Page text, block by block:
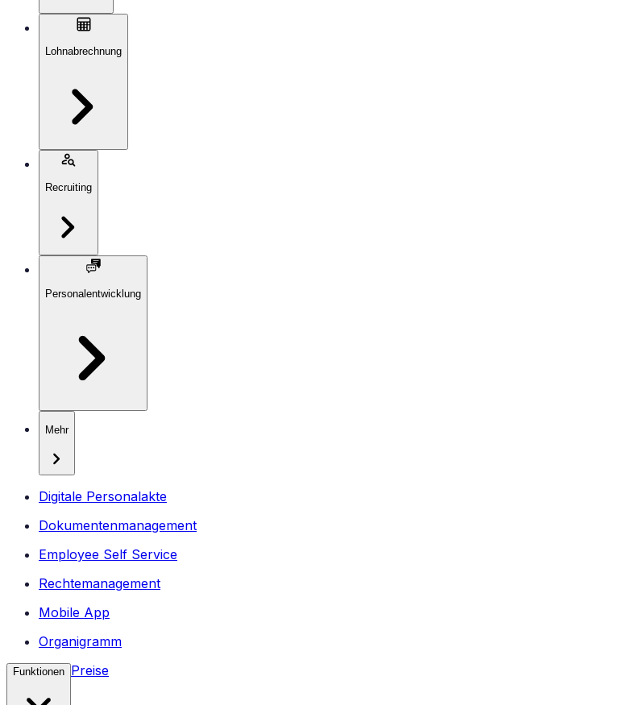
Lohnabrechnung
Recruiting
Personalentwicklung
Mehr
Digitale Personalakte
Dokumentenmanagement
Employee Self Service
Rechtemanagement
Mobile App
Organigramm
Funktionen Preise